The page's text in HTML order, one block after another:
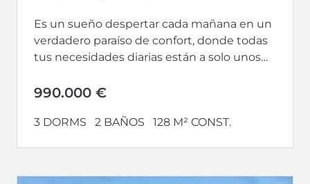
Es un sueño despertar cada mañana en un
verdadero paraíso de confort, donde todas
tus necesidades diarias están a solo unos
990.000 €
3 DORMS 2 BAÑOS 128 M² CONST.